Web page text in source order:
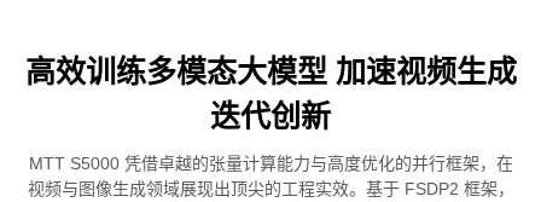
高效训练多模态大模型 加速视频生成
迭代创新
MTT S5000 凭借卓越的张量计算能力与高度优化的并行框架，在
视频与图像生成领域展现出顶尖的工程实效。基于 FSDP2 框架，